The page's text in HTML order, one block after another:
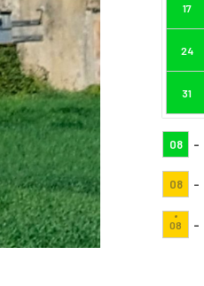
17
24
31
08 -
08 -
·
08 -